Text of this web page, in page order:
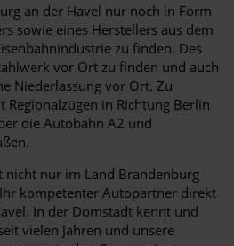
an der Havel nur noch in Form
sowie eines Herstellers aus dem
zu finden. Des
vor Ort zu finden und auch
Niederlassung vor Ort. Zu
Regionalzügen in Richtung Berlin
die Autobahn A2 und
nicht nur im Land Brandenburg
kompetenter Autopartner direkt
In der Domstadt kennt und
vielen Jahren und unsere